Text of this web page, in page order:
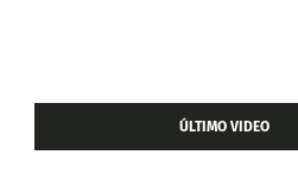
ÚLTIMO VIDEO